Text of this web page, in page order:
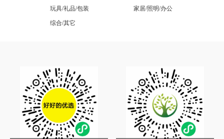
玩具/礼品/包装 家居/照明/办公
综合/其它